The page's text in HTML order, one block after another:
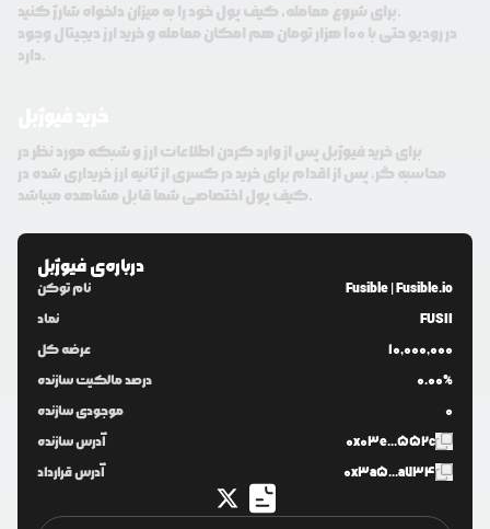
برای شروع معامله، کیف پول خود را به میزان دلخواه شارژ کنید.
در رودیو حتی با 100 هزار تومان هم امکان معامله و خرید ارز دیجیتال وجود
دارد.
برای خرید فیوژبل پس از وارد کردن اطلاعات ارز و شبکه مورد نظر در
محاسبه گر، پس از اقدام برای خرید در کسری از ثانیه ارز خریداری شده در
کیف پول اختصاصی شما قابل مشاهده میباشد.
درباره‌یفیوژبل
نام توکن
Fusible | Fusible.io
نماد
FUSII
عرضه کل
10,000,000
درصد مالکیت سازنده
0.00%
موجودی سازنده
0
آدرس سازنده
0x03e...552c
آدرس قرارداد
0x3a5...a734